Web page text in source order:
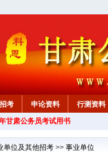
考 申论资料 行测资料
甘肃公务员考试用书
单位及其他招考 >> 事业单位